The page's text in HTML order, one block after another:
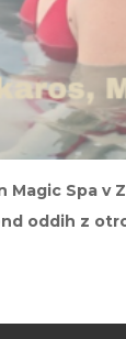
Magic Spa v
oddih z